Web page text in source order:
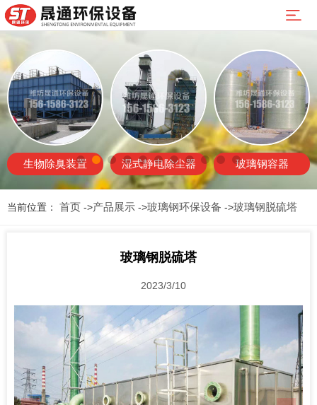
网
首
页
司
简
产
品
示
新
心
展
质
售
生物除臭装置 湿式静电除尘器 玻璃钢容器
当前位置： 首页 ->产品展示 ->玻璃钢环保设备 ->玻璃钢脱硫塔
玻璃钢脱硫塔
2023/3/10